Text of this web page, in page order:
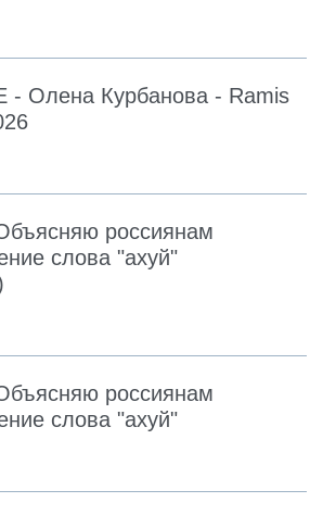
- Олена Курбанова - Ramis
россиянам
слова "ахуй"
россиянам
слова "ахуй"